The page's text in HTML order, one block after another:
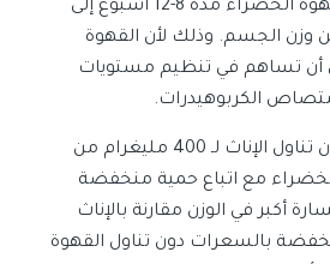
تناول مستخلص القهوة الخضراء مدة 8-12 أسبوع إلى
من وزن الجسم. وذلك لأن القهوة
أن تساهم في تنظيم مستويات
الكربوهيدرات.
كما أوضحت دراسة أن تناول الإناث لـ 400 مليغرام من
مع اتباع حمية منخفضة
أكبر في الوزن مقارنة بالإناث
بالسعرات دون تناول القهوة